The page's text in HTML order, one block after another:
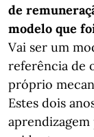
de
modelo que
Vai ser um
referência de
próprio
Estes dois
aprendizagem